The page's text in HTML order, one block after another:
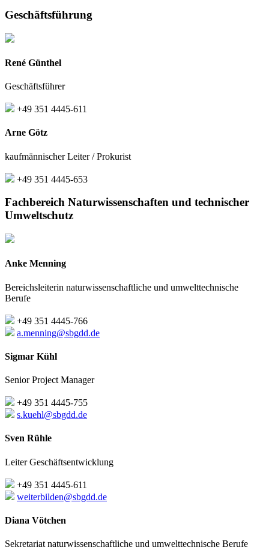
Geschäftsführung
René Günthel
Geschäftsführer
+49 351 4445-611
Arne Götz
kaufmännischer Leiter / Prokurist
+49 351 4445-653
Fachbereich Naturwissenschaften und technischer
Umweltschutz
Anke Menning
Bereichsleiterin naturwissenschaftliche und umwelttechnische
Berufe
+49 351 4445-766
a.menning@sbgdd.de
Sigmar Kühl
Senior Project Manager
+49 351 4445-755
s.kuehl@sbgdd.de
Sven Rühle
Leiter Geschäftsentwicklung
+49 351 4445-611
weiterbilden@sbgdd.de
Diana Vötchen
Sekretariat naturwissenschaftliche und umwelttechnische Berufe